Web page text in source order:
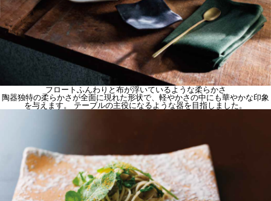
フロート ふんわりと布が浮いているような柔らかさ
陶器独特の柔らかさが全面に現れた形状で、軽やかさの中にも華やかな印象
を与えます。 テーブルの主役になるような器を目指しました。